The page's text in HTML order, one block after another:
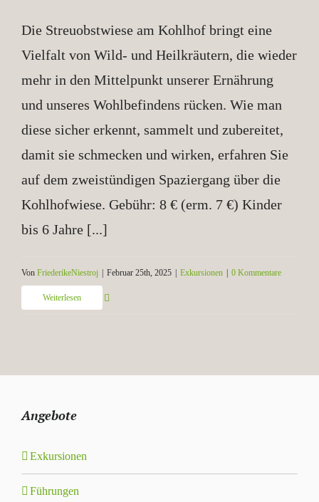
Die Streuobstwiese am Kohlhof bringt eine
Vielfalt von Wild- und Heilkräutern, die wieder
mehr in den Mittelpunkt unserer Ernährung
und unseres Wohlbefindens rücken. Wie man
diese sicher erkennt, sammelt und zubereitet,
damit sie schmecken und wirken, erfahren Sie
auf dem zweistündigen Spaziergang über die
Kohlhofwiese. Gebühr: 8 € (erm. 7 €) Kinder
bis 6 Jahre [...]
Von FriederikeNiestroj Februar 25th, 2025 Exkursionen 0 Kommentare
Weiterlesen
Angebote
Exkursionen
Führungen